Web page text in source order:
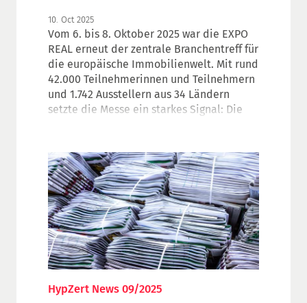
10. Oct 2025
Vom 6. bis 8. Oktober 2025 war die EXPO
REAL erneut der zentrale Branchentreff für
die europäische Immobilienwelt. Mit rund
42.000 Teilnehmerinnen und Teilnehmern
und 1.742 Ausstellern aus 34 Ländern
setzte die Messe ein starkes Signal: Die
herausfordernder Rahmenbedingungen.
HypZert News 09/2025